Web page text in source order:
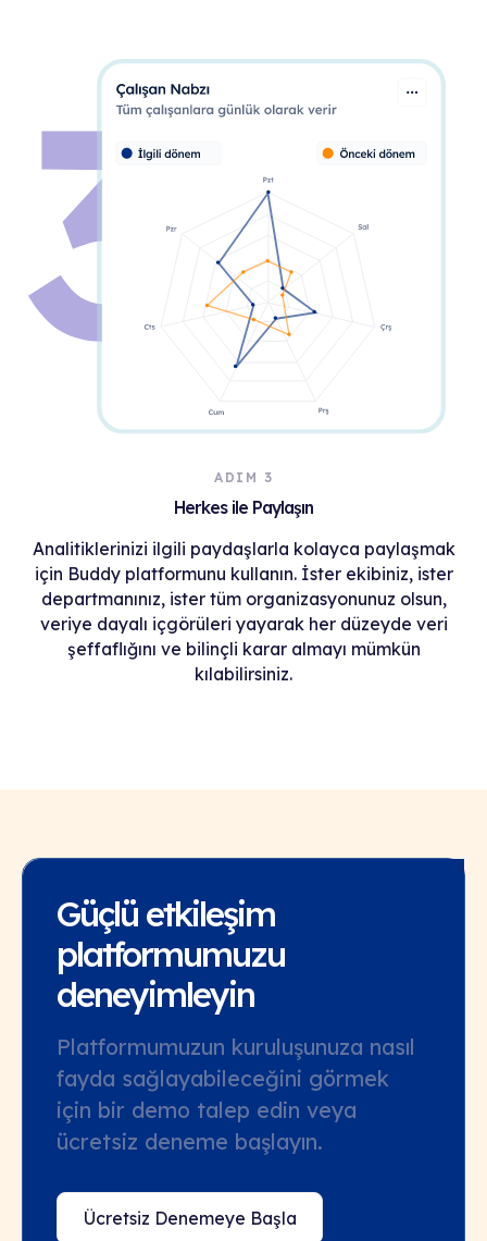
ADIM 3
Herkes ile Paylaşın
Analitiklerinizi ilgili paydaşlarla kolayca paylaşmak
için Buddy platformunu kullanın. İster ekibiniz, ister
departmanınız, ister tüm organizasyonunuz olsun,
veriye dayalı içgörüleri yayarak her düzeyde veri
şeffaflığını ve bilinçli karar almayı mümkün
kılabilirsiniz.
Güçlü etkileşim
platformumuzu
deneyimleyin
Platformumuzun kuruluşunuza nasıl
fayda sağlayabileceğini görmek
için bir demo talep edin veya
ücretsiz deneme başlayın.
Ücretsiz Denemeye Başla